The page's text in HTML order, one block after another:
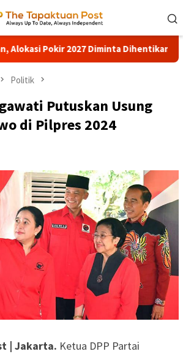
Dihentikan Pohon Besar
Politik
Putuskan Usung
di Pilpres 2024
| Jakarta. Ketua DPP Partai